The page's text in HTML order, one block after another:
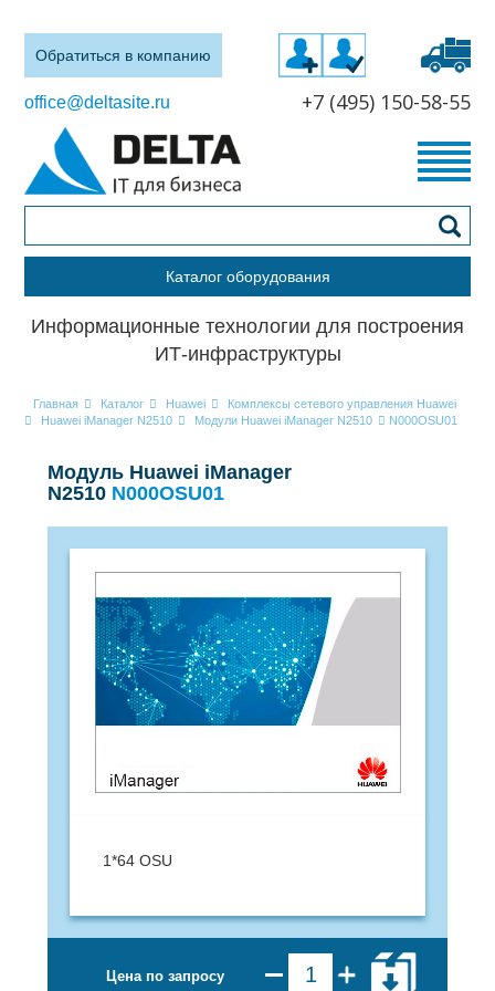
Обратиться в компанию
office@deltasite.ru +7 (495) 150-58-55
Каталог оборудования
Информационные технологии для построения
ИТ-инфраструктуры
Главная Каталог Huawei
Комплексы сетевого управления Huawei
Huawei iManager N2510
Модули Huawei iManager N2510 N000OSU01
Модуль Huawei iManager
N2510 N000OSU01
1*64 OSU
Цена по запросу